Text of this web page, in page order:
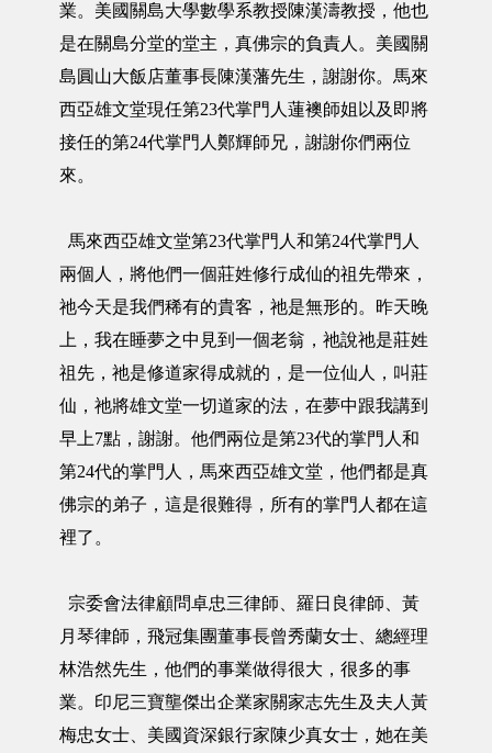
業。美國關島大學數學系教授陳漢濤教授，他也
是在關島分堂的堂主，真佛宗的負責人。美國關
島圓山大飯店董事長陳漢藩先生，謝謝你。馬來
西亞雄文堂現任第23代掌門人蓮襖師姐以及即將
接任的第24代掌門人鄭輝師兄，謝謝你們兩位
來。
馬來西亞雄文堂第23代掌門人和第24代掌門人
兩個人，將他們一個莊姓修行成仙的祖先帶來，
祂今天是我們稀有的貴客，祂是無形的。昨天晚
上，我在睡夢之中見到一個老翁，祂說祂是莊姓
祖先，祂是修道家得成就的，是一位仙人，叫莊
仙，祂將雄文堂一切道家的法，在夢中跟我講到
早上7點，謝謝。他們兩位是第23代的掌門人和
第24代的掌門人，馬來西亞雄文堂，他們都是真
佛宗的弟子，這是很難得，所有的掌門人都在這
裡了。
宗委會法律顧問卓忠三律師、羅日良律師、黃
月琴律師，飛冠集團董事長曾秀蘭女士、總經理
林浩然先生，他們的事業做得很大，很多的事
業。印尼三寶壟傑出企業家關家志先生及夫人黃
梅忠女士、美國資深銀行家陳少真女士，她在美